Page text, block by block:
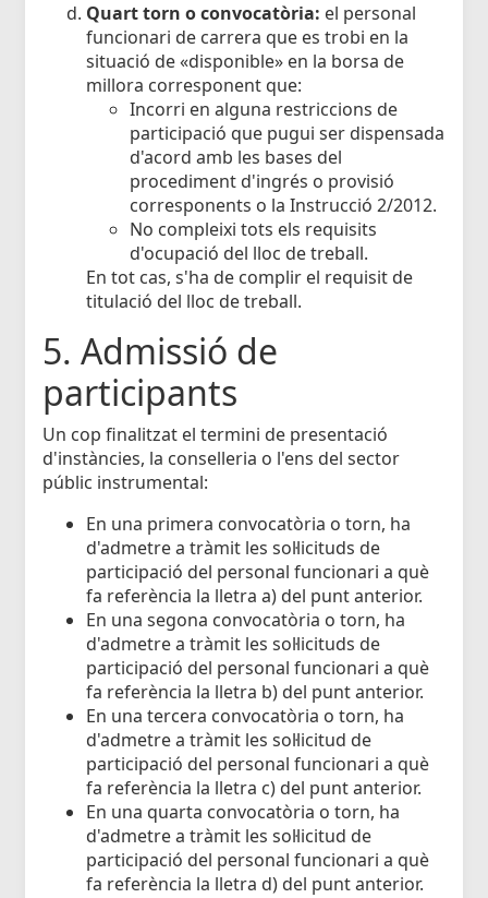
Quart torn o convocatòria: el personal
funcionari de carrera que es trobi en la
situació de «disponible» en la borsa de
millora corresponent que:
Incorri en alguna restriccions de
participació que pugui ser dispensada
d'acord amb les bases del
procediment d'ingrés o provisió
corresponents o la Instrucció 2/2012.
No compleixi tots els requisits
d'ocupació del lloc de treball.
En tot cas, s'ha de complir el requisit de
titulació del lloc de treball.
5. Admissió de
participants
Un cop finalitzat el termini de presentació
d'instàncies, la conselleria o l'ens del sector
públic instrumental:
En una primera convocatòria o torn, ha
d'admetre a tràmit les sol·licituds de
participació del personal funcionari a què
fa referència la lletra a) del punt anterior.
En una segona convocatòria o torn, ha
d'admetre a tràmit les sol·licituds de
participació del personal funcionari a què
fa referència la lletra b) del punt anterior.
En una tercera convocatòria o torn, ha
d'admetre a tràmit les sol·licitud de
participació del personal funcionari a què
fa referència la lletra c) del punt anterior.
En una quarta convocatòria o torn, ha
d'admetre a tràmit les sol·licitud de
participació del personal funcionari a què
fa referència la lletra d) del punt anterior.